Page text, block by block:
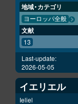
地域・カテゴリ
ヨーロッパ全般
文献
13
Last-update:
2026-05-05
イエリエル
Ieliel